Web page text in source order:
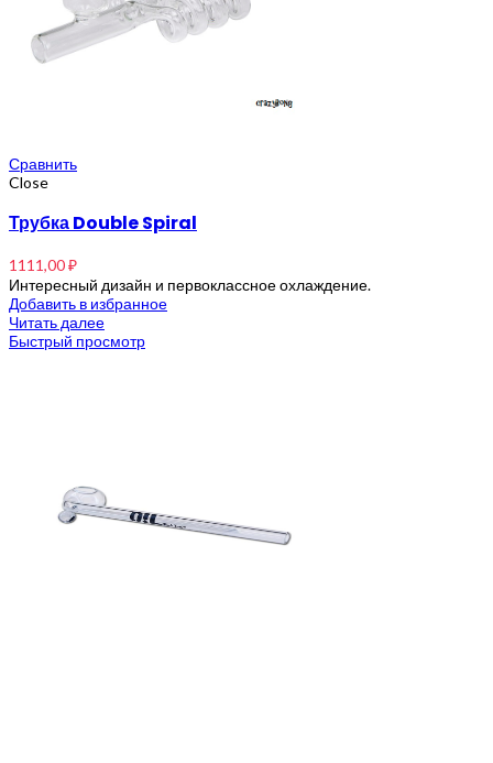
Сравнить
Close
Трубка Double Spiral
1111,00₽
Интересный дизайн и первоклассное охлаждение.
Добавить в избранное
Читать далее
Быстрый просмотр